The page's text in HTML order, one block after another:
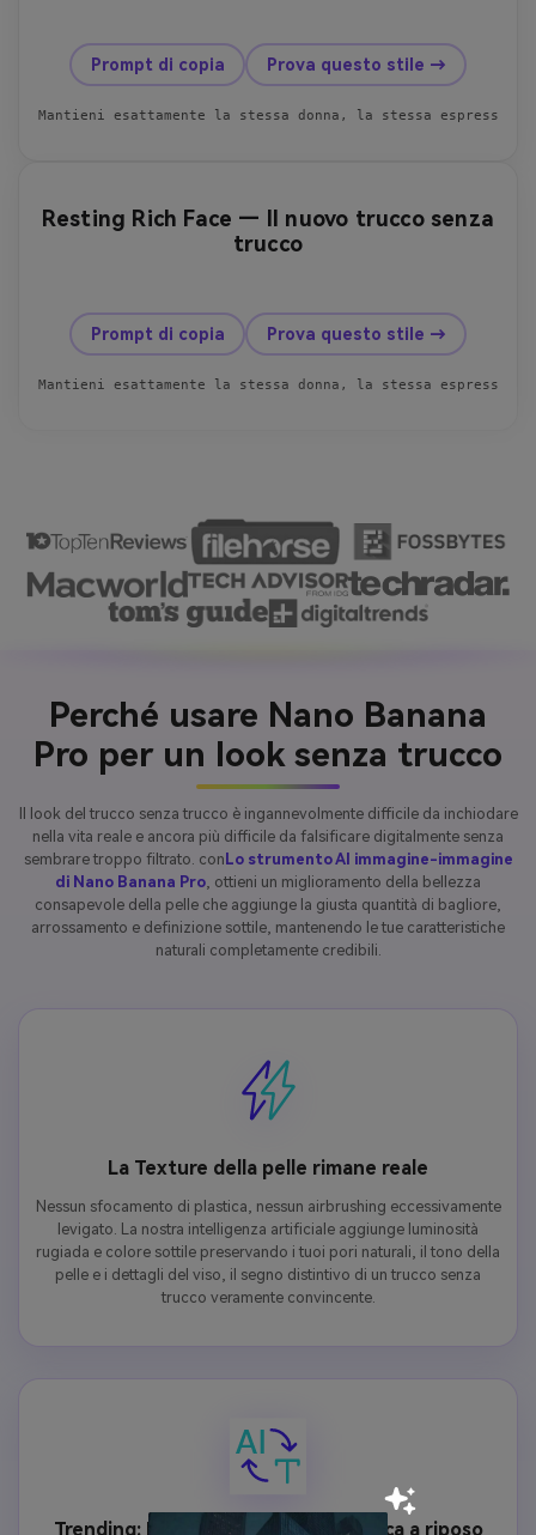
prima dopo
Prompt di copia Prova questo stile →
Mantieni esattamente la stessa donna, la stessa
Resting Rich Face — Il nuovo trucco senza
trucco
prima dopo
Prompt di copia Prova questo stile →
Mantieni esattamente la stessa donna, la stessa
Perché usare Nano Banana
Pro per un look senza trucco
Il look del trucco senza trucco è ingannevolmente difficile da inchiodare
nella vita reale e ancora più difficile da falsificare digitalmente senza
sembrare troppo filtrato. con Lo strumento AI immagine-immagine
di Nano Banana Pro, ottieni un miglioramento della bellezza
consapevole della pelle che aggiunge la giusta quantità di bagliore,
arrossamento e definizione sottile, mantenendo le tue caratteristiche
naturali completamente credibili.
La Texture della pelle rimane reale
Nessun sfocamento di plastica, nessun airbrushing eccessivamente
levigato. La nostra intelligenza artificiale aggiunge luminosità
rugiada e colore sottile preservando i tuoi pori naturali, il tono della
pelle e i dettagli del viso, il segno distintivo di un trucco senza
trucco veramente convincente.
Trending: Ragazza pulita e faccia ricca a riposo